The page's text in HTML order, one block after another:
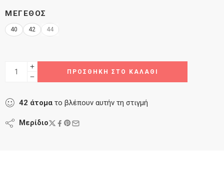
ΜΈΓΕΘΟΣ
40 42 44
ΠΡΟΣΘΉΚΗ ΣΤΟ ΚΑΛΆΘΙ
42 άτομα το βλέπουν αυτήν τη στιγμή
Μερίδιο